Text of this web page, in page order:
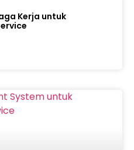
Kerja untuk